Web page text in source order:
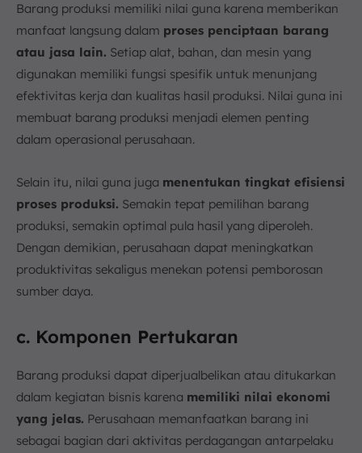
Barang produksi memiliki nilai guna karena memberikan
manfaat langsung dalam proses penciptaan barang
atau jasa lain. Setiap alat, bahan, dan mesin yang
digunakan memiliki fungsi spesifik untuk menunjang
efektivitas kerja dan kualitas hasil produksi. Nilai guna ini
membuat barang produksi menjadi elemen penting
dalam operasional perusahaan.
Selain itu, nilai guna juga menentukan tingkat efisiensi
proses produksi. Semakin tepat pemilihan barang
produksi, semakin optimal pula hasil yang diperoleh.
Dengan demikian, perusahaan dapat meningkatkan
produktivitas sekaligus menekan potensi pemborosan
sumber daya.
c. Komponen Pertukaran
Barang produksi dapat diperjualbelikan atau ditukarkan
dalam kegiatan bisnis karena memiliki nilai ekonomi
yang jelas. Perusahaan memanfaatkan barang ini
sebagai bagian dari aktivitas perdagangan antarpelaku